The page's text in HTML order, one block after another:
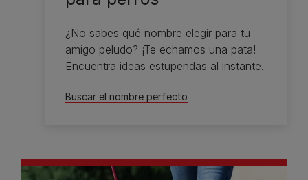
¿No sabes qué nombre elegir para tu
amigo peludo? ¡Te echamos una pata!
Encuentra ideas estupendas al instante.
Buscar el nombre perfecto